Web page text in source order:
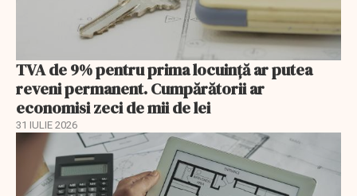
TVA de 9% pentru prima locuință ar putea
reveni permanent. Cumpărătorii ar
economisi zeci de mii de lei
31 IULIE 2026